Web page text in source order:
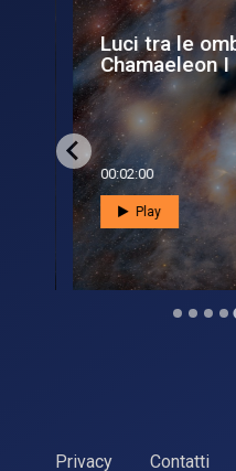
Luci tra le
Chamaeleon I
00:02:00
Play
Privacy Contatti